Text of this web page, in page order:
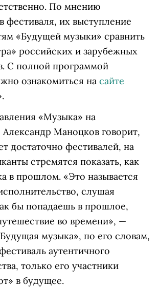
По мнению
фестиваля, их выступление
«Будущей музыки» сравнить
российских и зарубежных
С полной программой
ознакомиться на сайте
«Музыка» на
Маноцков говорит,
достаточно фестивалей, на
стремятся показать, как
в прошлом. «Это называется
слушая
бы попадаешь в прошлое,
во времени», —
музыка», по его словам,
аутентичного
только его участники
в будущее.